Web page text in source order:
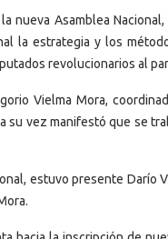
nueva Asamblea
la estrategia y los
revolucionarios al
Vielma Mora,
su vez manifestó que se
estuvo presente Darío